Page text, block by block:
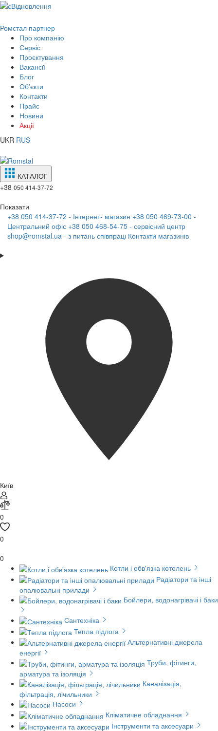
Ромстал партнер
Про компанію
Сервіс
Проєктування
Вакансії
Блог
Об'єкти
Контакти
Прайс
Новини
Акції
UKR RUS
КАТАЛОГ
+38 050 414-37-72
Показати
+38 050 414-37-72 - Інтернет- магазин +38 050 469-73-00 -
Центральний офіс +38 050 468-54-75 - сервісний центр
shop@romstal.ua - з питань співпраці Контакти магазинів
Київ
0
0
0
Котли і обв'язка котелень
Радіатори та інші
опалювальні прилади
Бойлери, водонагрівачі і баки
Сантехніка
Тепла підлога
Альтернативні джерела
енергії
Труби, фітинги,
арматура та ізоляція
Каналізація,
фільтрація, лічильники
Насоси
Кліматичне обладнання
Інструменти та аксесуари